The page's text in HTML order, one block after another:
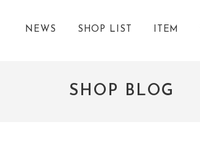
NEWS SHOP LIST ITEM
SHOP BLOG